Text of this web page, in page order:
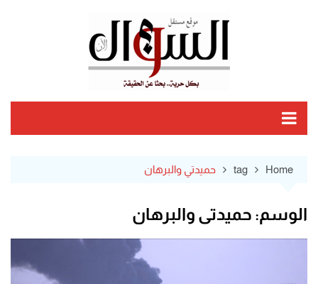
Home
tag حميدتي والبرهان
الوسم: حميدتي والبرهان